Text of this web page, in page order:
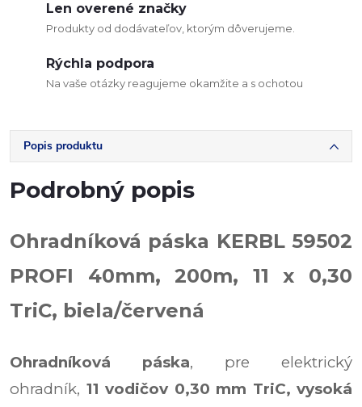
Len overené značky
Produkty od dodávateľov, ktorým dôverujeme.
Rýchla podpora
Na vaše otázky reagujeme okamžite a s ochotou
Popis produktu
Podrobný popis
Ohradníková páska KERBL 59502
PROFI 40mm, 200m, 11 x 0,30
TriC, biela/červená
Ohradníková páska, pre elektrický
ohradník, 11 vodičov 0,30 mm TriC, vysoká